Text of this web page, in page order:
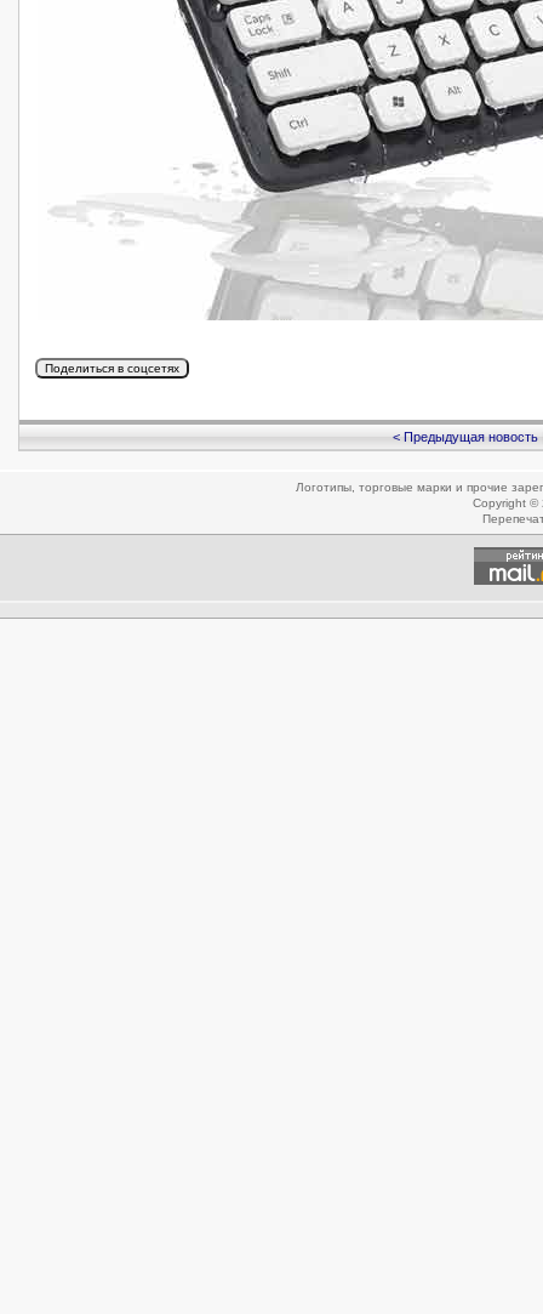
< Предыдущая новость
Логотипы, торговые марки и прочие
Copyright ©